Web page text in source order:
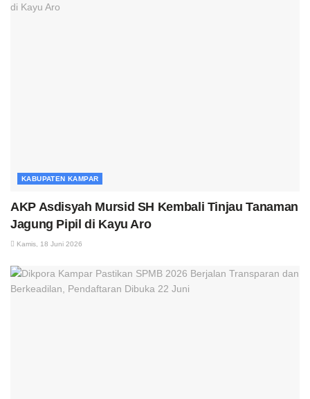
KABUPATEN KAMPAR
AKP Asdisyah Mursid SH Kembali Tinjau Tanaman
Jagung Pipil di Kayu Aro
Kamis, 18 Juni 2026